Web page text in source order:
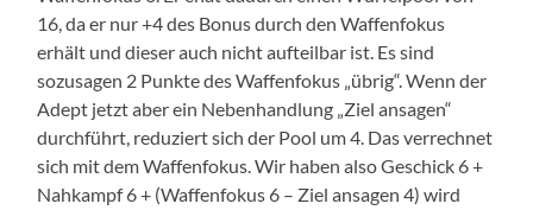
16, da er nur +4 des Bonus durch den Waffenfokus
erhält und dieser auch nicht aufteilbar ist. Es sind
sozusagen 2 Punkte des Waffenfokus „übrig“. Wenn der
Adept jetzt aber ein Nebenhandlung „Ziel ansagen“
durchführt, reduziert sich der Pool um 4. Das verrechnet
sich mit dem Waffenfokus. Wir haben also Geschick 6 +
Nahkampf 6 + (Waffenfokus 6 – Ziel ansagen 4) wird